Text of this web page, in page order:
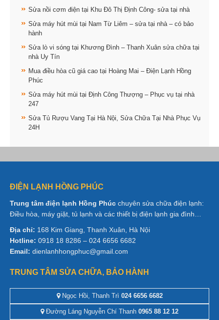
Sửa nồi cơm điện tại Khu Đô Thị Định Công- sửa tại nhà
Sửa máy hút mùi tại Nam Từ Liêm – sửa tại nhà – có bảo
hành
Sửa lò vi sóng tại Khương Đình – Thanh Xuân sửa chữa tại
nhà Uy Tín
Mua điều hòa cũ giá cao tại Hoàng Mai – Điện Lạnh Hồng
Phúc
Sửa máy hút mùi tại Định Công Thượng – Phục vụ tại nhà
247
Sửa Tủ Rượu Vang Tại Hà Nội, Sửa Chữa Tại Nhà Phục Vụ
24H
ĐIỆN LẠNH HỒNG PHÚC
Trung tâm điện lạnh Hồng Phúc chuyên sửa chữa điện lạnh:
Điều hòa, máy giặt, tủ lạnh và các thiết bị điện lạnh gia đình…
Địa chỉ: 168 Kim Giang, Thanh Xuân, Hà Nội
Hotline: 0918 18 8286 – 024 6656 6682
Email: dienlanhhongphuc@gmail.com
TRUNG TÂM SỬA CHỮA, BẢO HÀNH
Ngọc Hồi, Thanh Trì 024 6656 6682
Đường Láng Nguyễn Chí Thanh 0965 88 12 12